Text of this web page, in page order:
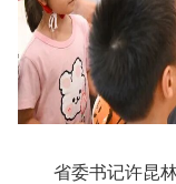
省委书记许昆林